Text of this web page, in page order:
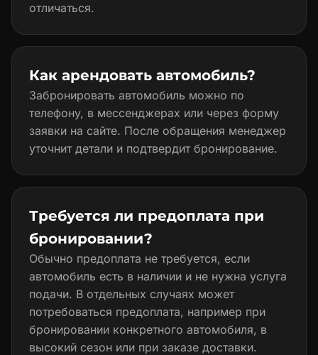
отличаться.
Как арендовать автомобиль?
Забронировать автомобиль можно по
телефону, в мессенджерах или через форму
заявки на сайте. После обращения менеджер
уточнит детали и подтвердит бронирование.
Требуется ли предоплата при
бронировании?
Обычно предоплата не требуется, если
автомобиль есть в наличии и не нужна услуга
подачи. В отдельных случаях может
потребоваться предоплата, например при
бронировании конкретного автомобиля, в
высокий сезон или при заказе доставки.